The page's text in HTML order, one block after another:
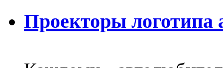
Проекторы логотипа